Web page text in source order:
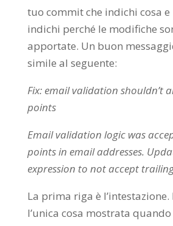
tuo commit che indichi cosa e
indichi perché le modifiche
apportate. Un buon
simile al seguente:
Fix: email validation shouldn’t
points
Email validation logic was
points in email addresses.
expression to not accept
La prima riga è l’intestazione.
l’unica cosa mostrata quando